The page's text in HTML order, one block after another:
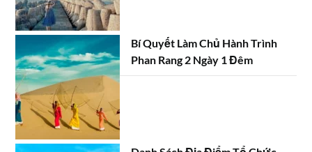
Bí Quyết Làm Chủ Hành Trình
Phan Rang 2 Ngày 1 Đêm